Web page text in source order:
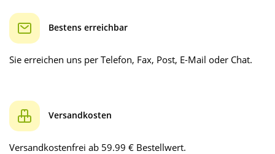
Bestens erreichbar
Sie erreichen uns per Telefon, Fax, Post, E-Mail oder Chat.
Versandkosten
Versandkostenfrei ab 59.99 € Bestellwert.